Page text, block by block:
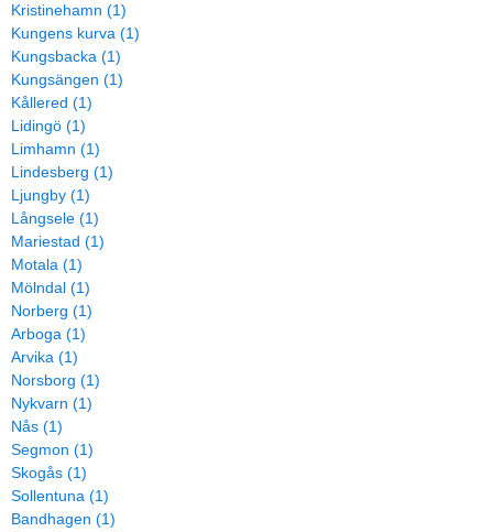
Kristinehamn (1)
Kungens kurva (1)
Kungsbacka (1)
Kungsängen (1)
Kållered (1)
Lidingö (1)
Limhamn (1)
Lindesberg (1)
Ljungby (1)
Långsele (1)
Mariestad (1)
Motala (1)
Mölndal (1)
Norberg (1)
Arboga (1)
Arvika (1)
Norsborg (1)
Nykvarn (1)
Nås (1)
Segmon (1)
Skogås (1)
Sollentuna (1)
Bandhagen (1)